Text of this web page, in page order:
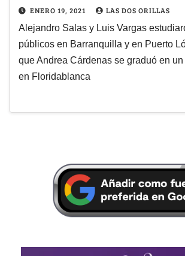
ENERO 19, 2021 LAS DOS ORILLAS
Alejandro Salas y Luis Vargas
públicos en Barranquilla y en Puerto
que Andrea Cárdenas se graduó en
en Floridablanca